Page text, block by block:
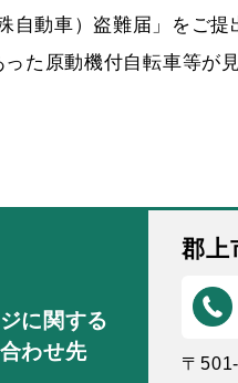
自動車）盗難届」をご提
た原動機付自転車等が
に関する
わせ先
郡上
〒